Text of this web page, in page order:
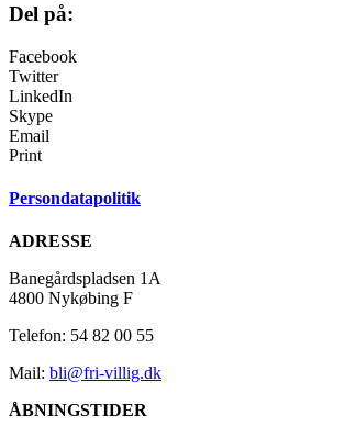
Del på:
Facebook
Twitter
LinkedIn
Skype
Email
Print
Persondatapolitik
ADRESSE
Banegårdspladsen 1A
4800 Nykøbing F
Telefon: 54 82 00 55
Mail: bli@fri-villig.dk
ÅBNINGSTIDER